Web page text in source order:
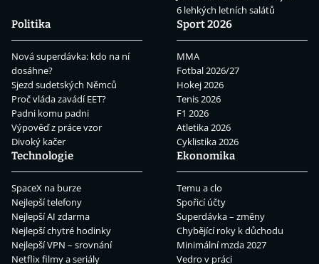
6 lehkých letních salátů
Politika
Nová superdávka: kdo na ní
dosáhne?
Sjezd sudetských Němců
Proč vláda zavádí EET?
Padni komu padni
Výpověď z práce vzor
Divoký kačer
Sport 2026
MMA
Fotbal 2026/27
Hokej 2026
Tenis 2026
F1 2026
Atletika 2026
Cyklistika 2026
Technologie
SpaceX na burze
Nejlepší telefony
Nejlepší AI zdarma
Nejlepší chytré hodinky
Nejlepší VPN – srovnání
Netflix filmy a seriály
Ekonomika
Temu a clo
Spořicí účty
Superdávka – změny
Chybějící roky k důchodu
Minimální mzda 2027
Vedro v práci